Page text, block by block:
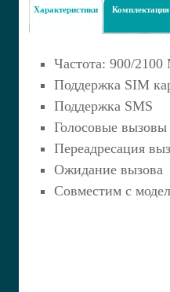
Характеристики Комплектация
Частота: 900/
Поддержка SIM
Поддержка SMS
Голосовые вызовы
Переадресация
Ожидание вызова
Совместим с